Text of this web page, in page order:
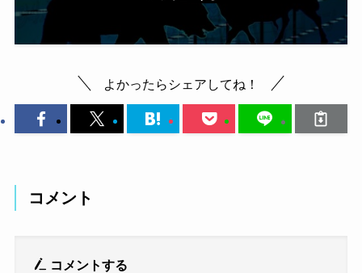
よかったらシェアしてね！
コメント
コメントする